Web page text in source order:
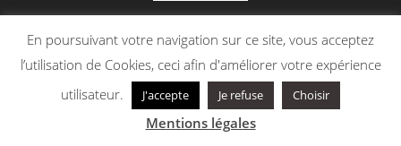
Facebook
l Copyright Sébastien Chenal l Tout droits réservés l
Création site web
En poursuivant votre navigation sur ce site, vous acceptez
l’utilisation de Cookies, ceci afin d'améliorer votre expérience
utilisateur.
J'accepte Je refuse Choisir
Mentions légales